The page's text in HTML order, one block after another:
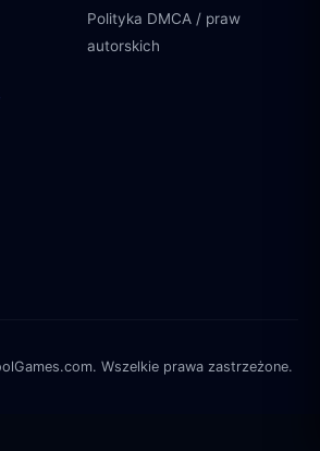
Polityka DMCA / praw
autorskich
Wszelkie prawa zastrzeżone.